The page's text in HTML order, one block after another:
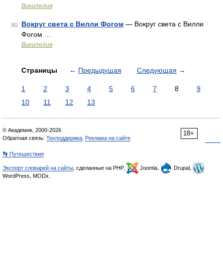
Википедия
80 Вокруг света с Вилли Фогом — Вокруг света с Вилли
Фогом …
Википедия
Страницы ← Предыдущая Следующая →
1 2 3 4 5 6 7 8
9
10
11 12 13
18+
© Академик, 2000-2026
Обратная связь: Техподдержка Реклама на сайте
👣 Путешествия
Экспорт словарей на сайты , сделанные на PHP, Joomla,
Drupal,
WordPress, MODx.